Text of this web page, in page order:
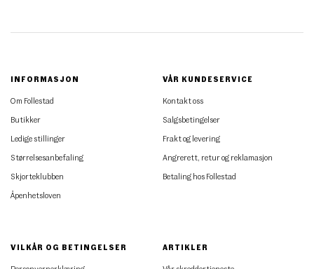
INFORMASJON
Om Follestad
Butikker
Ledige stillinger
Størrelsesanbefaling
Skjorteklubben
Åpenhetsloven
VÅR KUNDESERVICE
Kontakt oss
Salgsbetingelser
Frakt og levering
Angrerett, retur og reklamasjon
Betaling hos Follestad
VILKÅR OG BETINGELSER ARTIKLER